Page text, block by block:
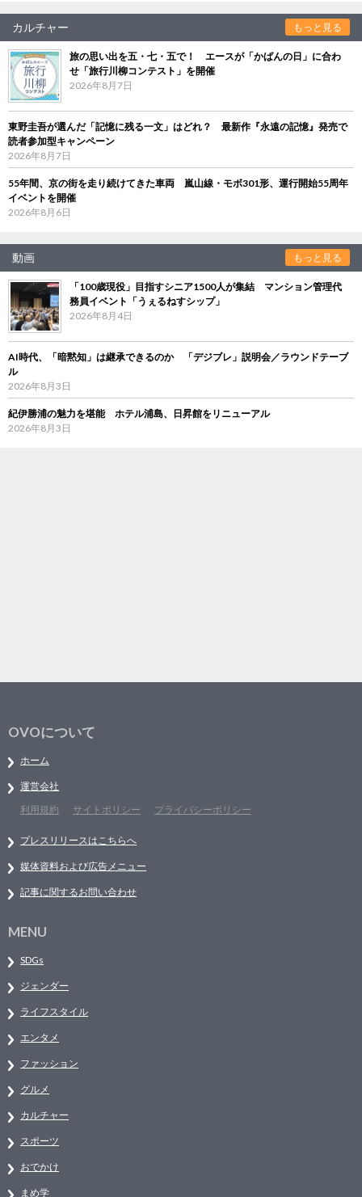
カルチャー もっと見る
旅の思い出を五・七・五で！ エースが「かばんの日」に合わ
せ「旅行川柳コンテスト」を開催
2026年8月7日
東野圭吾が選んだ「記憶に残る一文」はどれ？ 最新作『永遠の記憶』発売で
読者参加型キャンペーン
2026年8月7日
55年間、京の街を走り続けてきた車両 嵐山線・モボ301形、運行開始55周年
イベントを開催
2026年8月6日
動画 もっと見る
「100歳現役」目指すシニア1500人が集結 マンション管理代
務員イベント「うぇるねすシップ」
2026年8月4日
AI時代、「暗黙知」は継承できるのか 「デジブレ」説明会／ラウンドテーブ
ル
2026年8月3日
紀伊勝浦の魅力を堪能 ホテル浦島、日昇館をリニューアル
2026年8月3日
OVOについて
ホーム
運営会社
利用規約
サイトポリシー プライバシーポリシー
プレスリリースはこちらへ
媒体資料および広告メニュー
記事に関するお問い合わせ
MENU
SDGs
ジェンダー
ライフスタイル
エンタメ
ファッション
グルメ
カルチャー
スポーツ
おでかけ
まめ学